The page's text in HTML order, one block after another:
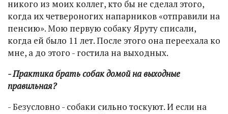
никого из моих коллег, кто бы не сделал этого,
когда их четвероногих напарников «отправили на
пенсию». Мою первую собаку Яруту списали,
когда ей было 11 лет. После этого она переехала ко
мне, а до этого - гостила на выходных.
- Практика брать собак домой на выходные
правильная?
- Безусловно - собаки сильно тоскуют. И если на